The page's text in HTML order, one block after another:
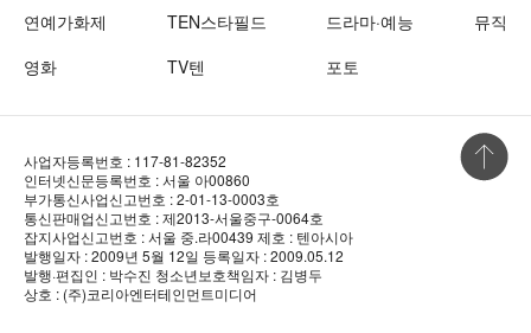
연예가화제 TEN스타필드 드라마·예능
뮤직
영화
TV텐 포토
사업자등록번호 : 117-81-82352
인터넷신문등록번호 : 서울 아00860
부가통신사업신고번호 : 2-01-13-0003호
통신판매업신고번호 : 제2013-서울중구-0064호
잡지사업신고번호 : 서울 중.라00439 제호 : 텐아시아
발행일자 : 2009년 5월 12일 등록일자 : 2009.05.12
발행·편집인 : 박수진 청소년보호책임자 : 김병두
상호 : (주)코리아엔터테인먼트미디어
상단 바로